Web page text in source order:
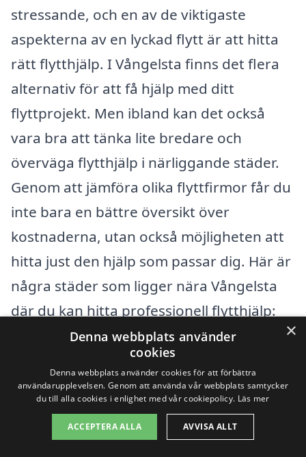
stressande, och en av de viktigaste
aspekterna av en lyckad flytt är att hitta
rätt flytthjälp. I Vångelsta finns det flera
alternativ för att få hjälp med ditt
flyttprojekt. Men ibland kan det också
vara bra att tänka lite bredare och
överväga flytthjälp i närliggande städer.
Genom att jämföra olika flyttfirmor får du
inte bara en bättre översikt över
kostnaderna, utan också möjligheten att
hitta just den hjälp som passar dig. Här är
några städer som ligger nära Vångelsta
där du kan hitta professionell flytthjälp:
Bälinge
Sigtuna
×
Denna webbplats använder
cookies
Denna webbplats använder cookies för att förbättra
användarupplevelsen. Genom att använda vår webbplats samtycker
du till alla cookies i enlighet med vår cookiepolicy. Läs mer
ACCEPTERA ALLA AVVISA ALLT